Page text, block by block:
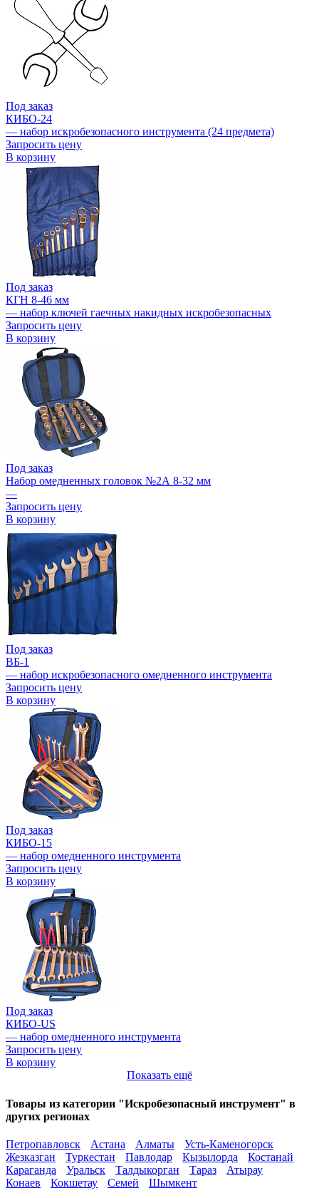
Под заказ
КИБО-24
— набор искробезопасного инструмента (24 предмета)
Запросить цену
В корзину
Под заказ
КГН 8-46 мм
— набор ключей гаечных накидных искробезопасных
Запросить цену
В корзину
Под заказ
Набор омедненных головок №2А 8-32 мм
—
Запросить цену
В корзину
Под заказ
ВБ-1
— набор искробезопасного омедненного инструмента
Запросить цену
В корзину
Под заказ
КИБО-15
— набор омедненного инструмента
Запросить цену
В корзину
Под заказ
КИБО-US
— набор омедненного инструмента
Запросить цену
В корзину
Показать ещё
Товары из категории "Искробезопасный инструмент" в
других регионах
Петропавловск Астана Алматы
Усть-Каменогорск
Жезказган
Туркестан Павлодар Кызылорда
Костанай
Караганда
Уральск Талдыкорган Тараз
Атырау
Конаев
Кокшетау Семей Шымкент